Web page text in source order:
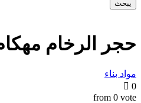
يبحث
حجر الرخام مهکام
مواد بناء
0
from 0 vote